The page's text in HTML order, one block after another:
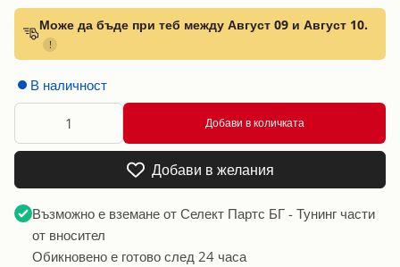
Може да бъде при теб между Август 09 и Август 10.
!
В наличност
Добави в количката
Добави в желания
Възможно е вземане отСелект Партс БГ - Тунинг части
от вносител
Обикновено е готово след 24 часа